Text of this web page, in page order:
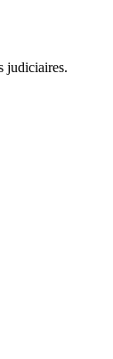
judiciaires.